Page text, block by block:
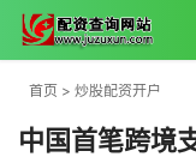
首页 > 炒股配资开户
中国首笔跨境